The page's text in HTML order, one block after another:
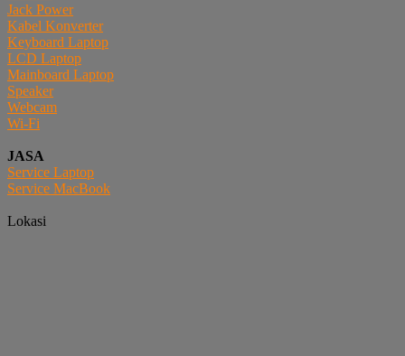
Jack Power
Kabel Konverter
Keyboard Laptop
LCD Laptop
Mainboard Laptop
Speaker
Webcam
Wi-Fi
JASA
Service Laptop
Service MacBook
Lokasi